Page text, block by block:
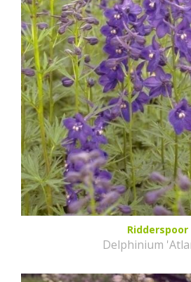
Ridderspoor
Delphinium